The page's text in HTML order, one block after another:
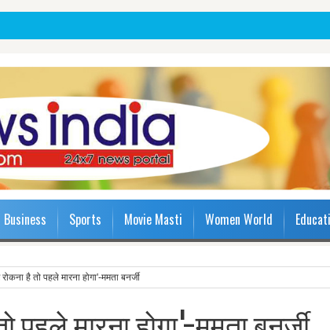
Business Sports Movie Masti Women World
है तो पहले मारना होगा'-ममता बनर्जी